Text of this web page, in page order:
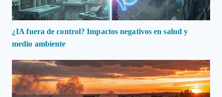
¿IA fuera de control? Impactos negativos en salud y
medio ambiente